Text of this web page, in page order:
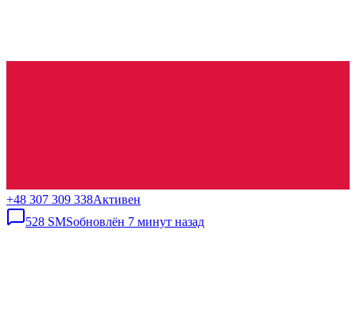
+48 307 309 338Активен
528 SMSобновлён 7 минут назад